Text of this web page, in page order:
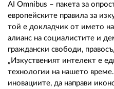
AI Omnibus – пакета за
европейските правила за
той е докладчик от името на
алианс на социалистите и
граждански свободи,
„Изкуственият интелект е
технологии на нашето
иновациите, да направи